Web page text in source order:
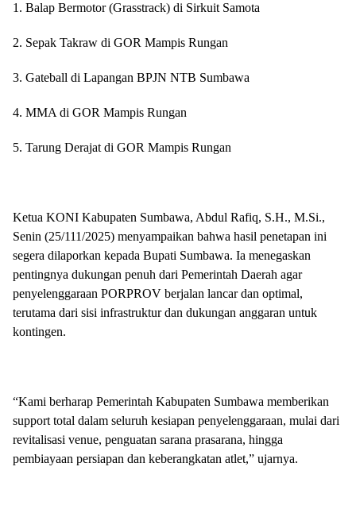
1. Balap Bermotor (Grasstrack) di Sirkuit Samota
2. Sepak Takraw di GOR Mampis Rungan
3. Gateball di Lapangan BPJN NTB Sumbawa
4. MMA di GOR Mampis Rungan
5. Tarung Derajat di GOR Mampis Rungan
Ketua KONI Kabupaten Sumbawa, Abdul Rafiq, S.H., M.Si.,
Senin (25/111/2025) menyampaikan bahwa hasil penetapan ini
segera dilaporkan kepada Bupati Sumbawa. Ia menegaskan
pentingnya dukungan penuh dari Pemerintah Daerah agar
penyelenggaraan PORPROV berjalan lancar dan optimal,
terutama dari sisi infrastruktur dan dukungan anggaran untuk
kontingen.
“Kami berharap Pemerintah Kabupaten Sumbawa memberikan
support total dalam seluruh kesiapan penyelenggaraan, mulai dari
revitalisasi venue, penguatan sarana prasarana, hingga
pembiayaan persiapan dan keberangkatan atlet,” ujarnya.